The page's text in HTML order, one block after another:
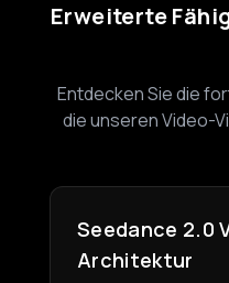
Erweiterte
Entdecken Sie die
die unseren Video-
Seedance 2.0
Architektur